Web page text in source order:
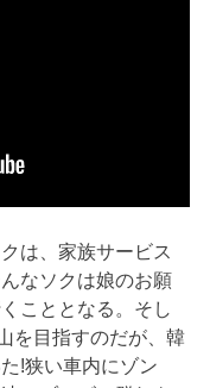
は、家族サービス
なソクは娘のお願
こととなる。そし
を目指すのだが、韓
!狭い車内にゾン